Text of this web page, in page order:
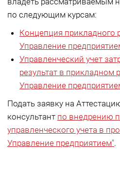
по следующим курсам:
Концепция прикладного
Управление
Управленческий учет
результат в прикладном
Управление
Подать заявку на
консультант по внедрению
управленческого учета в
Управление предприятием".